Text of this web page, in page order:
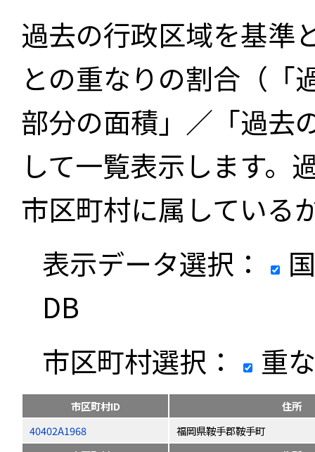
過去の行政区域を基準
との重なりの割合（「
部分の面積」／「過去
して一覧表示します。
市区町村に属している
表示データ選択：
DB
市区町村選択：
重
市区町村ID
住所
40402A1968
福岡県鞍手郡鞍手町